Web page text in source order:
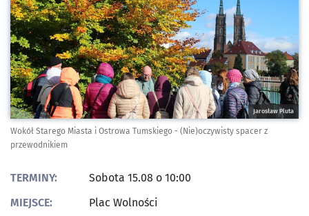
Jarosław Pluta
Wokół Starego Miasta i Ostrowa Tumskiego - (Nie)oczywisty spacer z
przewodnikiem
TERMINY:
Sobota 15.08 o 10:00
MIEJSCE:
Plac Wolności